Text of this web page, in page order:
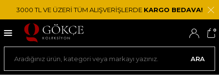
3000 TL VE ÜZERİ TÜM ALIŞVERİŞLERDE KARGO BEDAVA!
ARA
0